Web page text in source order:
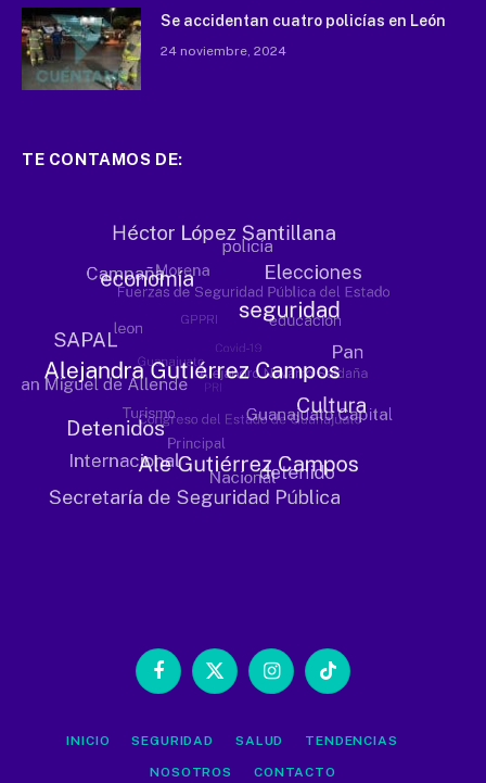
Se accidentan cuatro policías en León
24 noviembre, 2024
TE CONTAMOS DE:
Facebook
X
InstagramTikTok
INICIO SEGURIDAD SALUD TENDENCIAS
NOSOTROS CONTACTO